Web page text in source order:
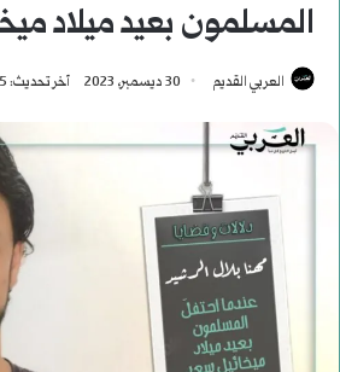
المسلمون بعيد ميلاد
العربي القديم 30 ديسمبر، 2023 آخر تحديث: 15 أبريل، 2026